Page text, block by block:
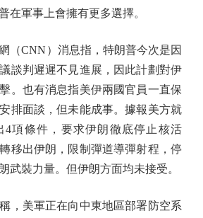
在軍事上會擁有更多選擇。
CNN）消息指，特朗普今次是因
談判遲遲不見進展，因此計劃對伊
。也有消息指美伊兩國官員一直保
排面談，但未能成事。據報美方就
4項條件，要求伊朗徹底停止核活
移出伊朗，限制彈道導彈射程，停
武裝力量。但伊朗方面均未接受。
美軍正在向中東地區部署防空系